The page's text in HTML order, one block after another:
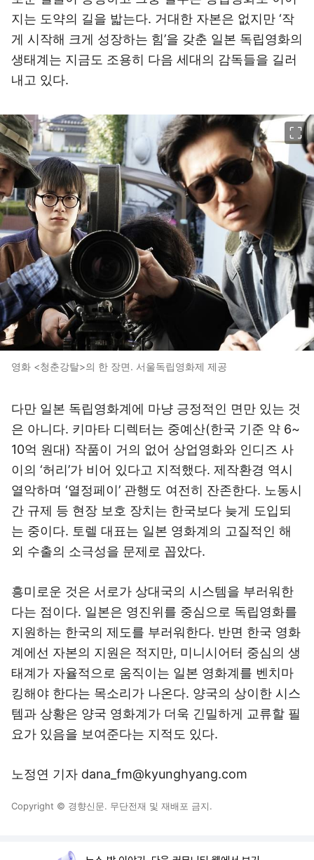
지는 도약의 길을 밟는다. 거대한 자본은 없지만 ‘작
게 시작해 크게 성장하는 힘’을 갖춘 일본 독립영화의
생태계는 지금도 조용히 다음 세대의 감독들을 길러
내고 있다.
영화 <청춘강탈>의 한 장면. 서울독립영화제 제공
다만 일본 독립영화계에 마냥 긍정적인 면만 있는 것
은 아니다. 키마타 디렉터는 중예산(한국 기준 약 6~
10억 원대) 작품이 거의 없어 상업영화와 인디즈 사
이의 ‘허리’가 비어 있다고 지적했다. 제작환경 역시
열악하며 ‘열정페이’ 관행도 여전히 잔존한다. 노동시
간 규제 등 현장 보호 장치는 한국보다 늦게 도입되
는 중이다. 토렐 대표는 일본 영화계의 고질적인 해
외 수출의 소극성을 문제로 꼽았다.
흥미로운 것은 서로가 상대국의 시스템을 부러워한
다는 점이다. 일본은 영진위를 중심으로 독립영화를
지원하는 한국의 제도를 부러워한다. 반면 한국 영화
계에선 자본의 지원은 적지만, 미니시어터 중심의 생
태계가 자율적으로 움직이는 일본 영화계를 벤치마
킹해야 한다는 목소리가 나온다. 양국의 상이한 시스
템과 상황은 양국 영화계가 더욱 긴밀하게 교류할 필
요가 있음을 보여준다는 지적도 있다.
노정연 기자 dana_fm@kyunghyang.com
Copyright © 경향신문. 무단전재 및 재배포 금지.